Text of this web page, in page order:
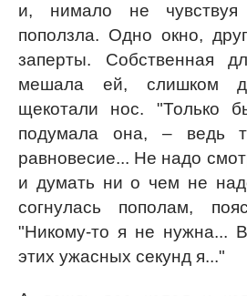
и, нимало не
поползла. Одно окно,
заперты. Собственная
мешала ей, слишком
щекотали нос. "Только
подумала она, – ведь
равновесие... Не надо
и думать ни о чем не
согнулась пополам,
"Никому-то я не нужна...
этих ужасных секунд я..."